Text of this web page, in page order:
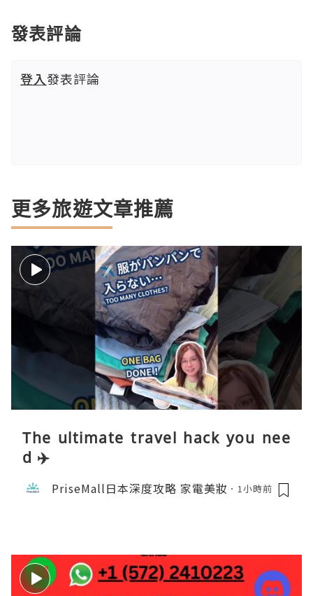
發表評論
登入發表評論
更多旅遊文章推薦
The ultimate travel hack you nee
d ✈️
PriseMall日本深度攻略 家電美妝 1小時前